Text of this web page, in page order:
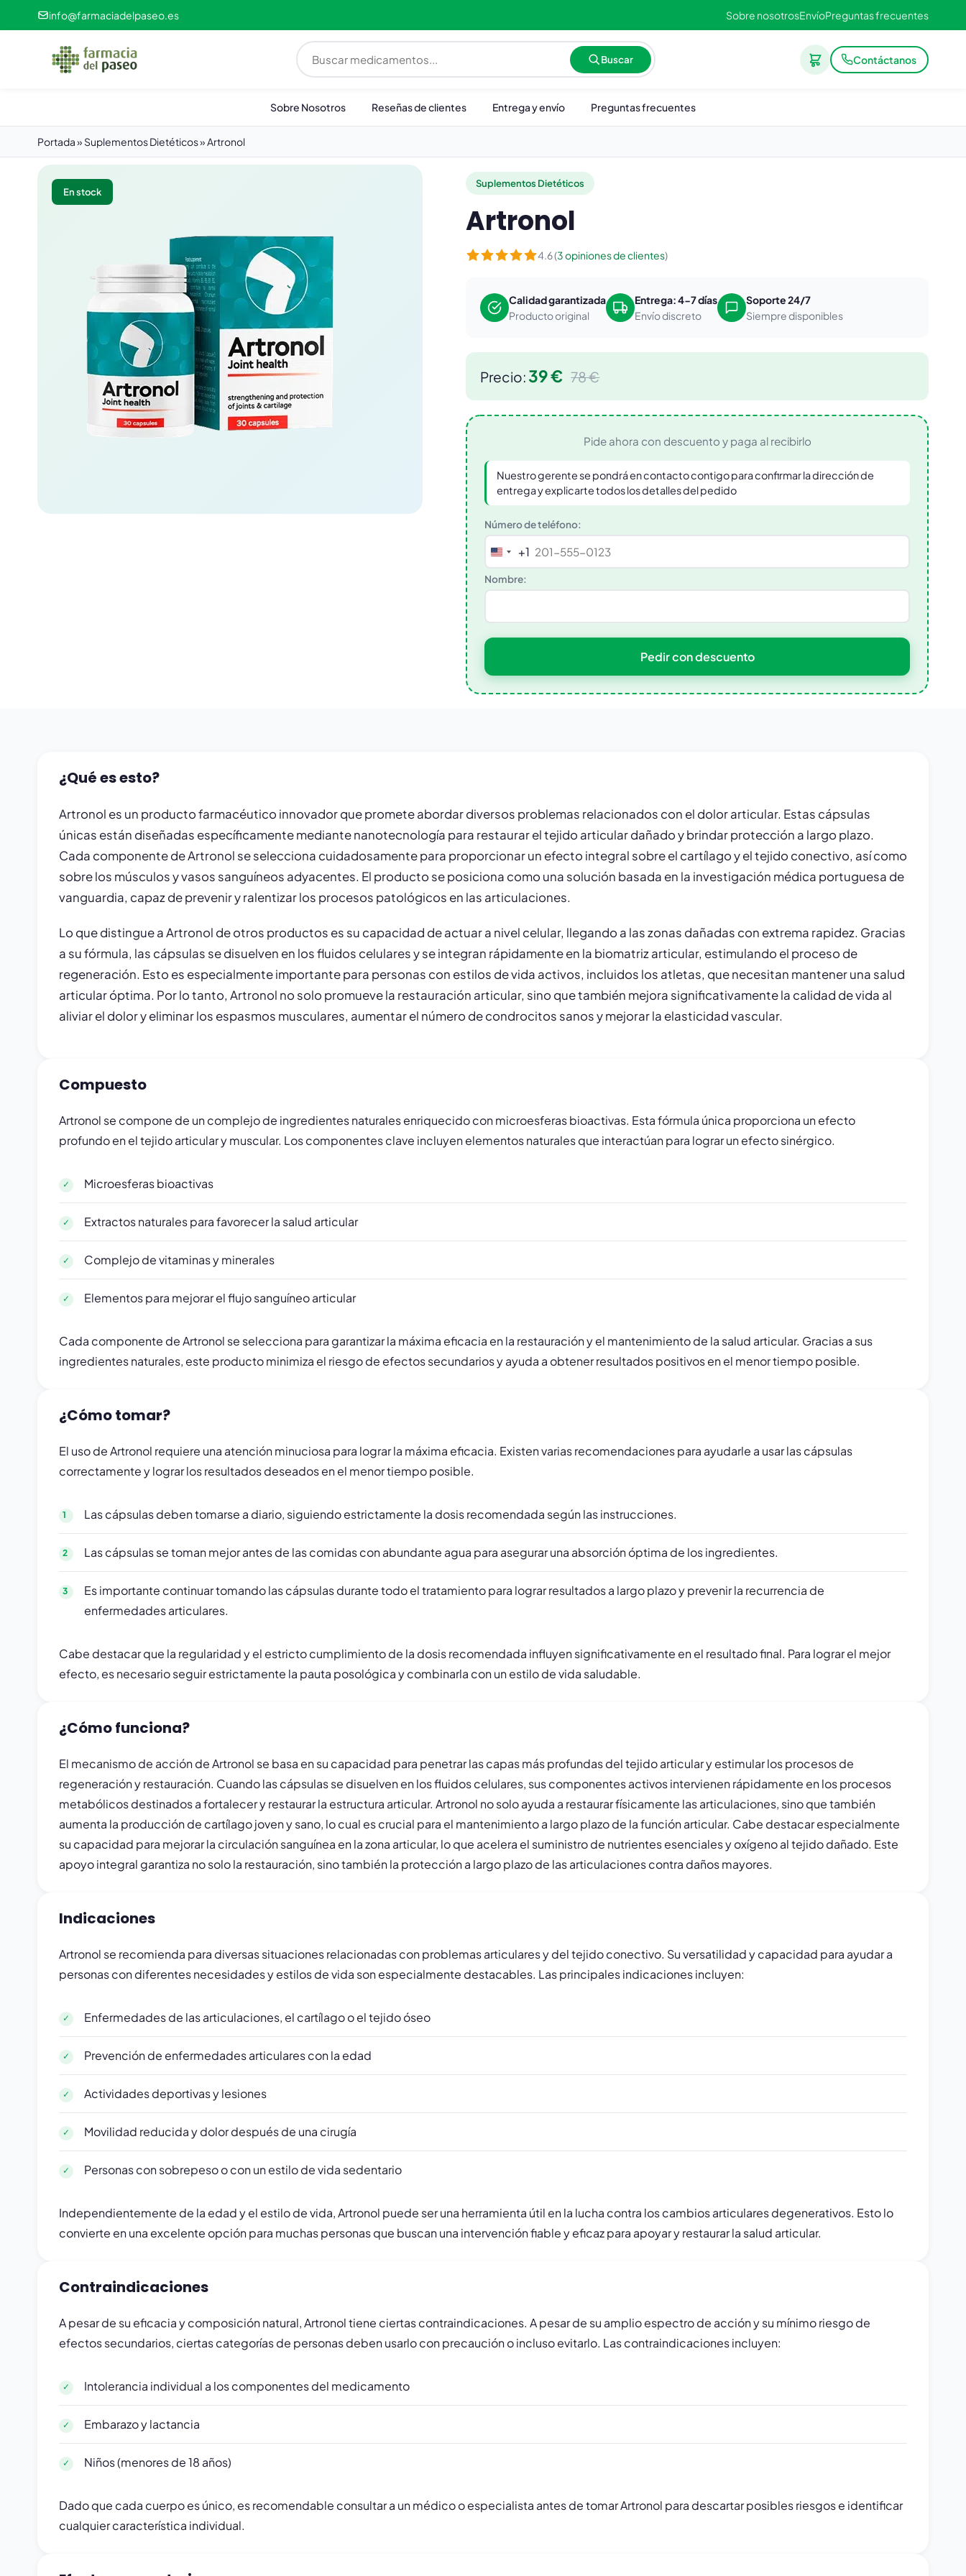
info@farmaciadelpaseo.es Sobre nosotrosEnvíoPreguntas frecuentes
Buscar Contáctanos
Sobre Nosotros Reseñas de clientes Entrega y envío Preguntas frecuentes
Portada» Suplementos Dietéticos»Artronol
En stock
Suplementos Dietéticos
Artronol
4.6 (3 opiniones de clientes)
Calidad garantizada
Producto original
Entrega: 4-7 días
Envío discreto
Soporte 24/7
Siempre disponibles
Precio:39 € 78 €
Pide ahora con descuento y paga al recibirlo
Nuestro gerente se pondrá en contacto contigo para confirmar la dirección de
entrega y explicarte todos los detalles del pedido
Número de teléfono:
United
States
+1
+1
Nombre:
Pedir con descuento
¿Qué es esto?
Artronol es un producto farmacéutico innovador que promete abordar diversos problemas relacionados con el dolor articular. Estas cápsulas
únicas están diseñadas específicamente mediante nanotecnología para restaurar el tejido articular dañado y brindar protección a largo plazo.
Cada componente de Artronol se selecciona cuidadosamente para proporcionar un efecto integral sobre el cartílago y el tejido conectivo, así como
sobre los músculos y vasos sanguíneos adyacentes. El producto se posiciona como una solución basada en la investigación médica portuguesa de
vanguardia, capaz de prevenir y ralentizar los procesos patológicos en las articulaciones.
Lo que distingue a Artronol de otros productos es su capacidad de actuar a nivel celular, llegando a las zonas dañadas con extrema rapidez. Gracias
a su fórmula, las cápsulas se disuelven en los fluidos celulares y se integran rápidamente en la biomatriz articular, estimulando el proceso de
regeneración. Esto es especialmente importante para personas con estilos de vida activos, incluidos los atletas, que necesitan mantener una salud
articular óptima. Por lo tanto, Artronol no solo promueve la restauración articular, sino que también mejora significativamente la calidad de vida al
aliviar el dolor y eliminar los espasmos musculares, aumentar el número de condrocitos sanos y mejorar la elasticidad vascular.
Compuesto
Artronol se compone de un complejo de ingredientes naturales enriquecido con microesferas bioactivas. Esta fórmula única proporciona un efecto
profundo en el tejido articular y muscular. Los componentes clave incluyen elementos naturales que interactúan para lograr un efecto sinérgico.
Microesferas bioactivas
Extractos naturales para favorecer la salud articular
Complejo de vitaminas y minerales
Elementos para mejorar el flujo sanguíneo articular
Cada componente de Artronol se selecciona para garantizar la máxima eficacia en la restauración y el mantenimiento de la salud articular. Gracias a sus
ingredientes naturales, este producto minimiza el riesgo de efectos secundarios y ayuda a obtener resultados positivos en el menor tiempo posible.
¿Cómo tomar?
El uso de Artronol requiere una atención minuciosa para lograr la máxima eficacia. Existen varias recomendaciones para ayudarle a usar las cápsulas
correctamente y lograr los resultados deseados en el menor tiempo posible.
Las cápsulas deben tomarse a diario, siguiendo estrictamente la dosis recomendada según las instrucciones.
Las cápsulas se toman mejor antes de las comidas con abundante agua para asegurar una absorción óptima de los ingredientes.
Es importante continuar tomando las cápsulas durante todo el tratamiento para lograr resultados a largo plazo y prevenir la recurrencia de
enfermedades articulares.
Cabe destacar que la regularidad y el estricto cumplimiento de la dosis recomendada influyen significativamente en el resultado final. Para lograr el mejor
efecto, es necesario seguir estrictamente la pauta posológica y combinarla con un estilo de vida saludable.
¿Cómo funciona?
El mecanismo de acción de Artronol se basa en su capacidad para penetrar las capas más profundas del tejido articular y estimular los procesos de
regeneración y restauración. Cuando las cápsulas se disuelven en los fluidos celulares, sus componentes activos intervienen rápidamente en los procesos
metabólicos destinados a fortalecer y restaurar la estructura articular. Artronol no solo ayuda a restaurar físicamente las articulaciones, sino que también
aumenta la producción de cartílago joven y sano, lo cual es crucial para el mantenimiento a largo plazo de la función articular. Cabe destacar especialmente
su capacidad para mejorar la circulación sanguínea en la zona articular, lo que acelera el suministro de nutrientes esenciales y oxígeno al tejido dañado. Este
apoyo integral garantiza no solo la restauración, sino también la protección a largo plazo de las articulaciones contra daños mayores.
Indicaciones
Artronol se recomienda para diversas situaciones relacionadas con problemas articulares y del tejido conectivo. Su versatilidad y capacidad para ayudar a
personas con diferentes necesidades y estilos de vida son especialmente destacables. Las principales indicaciones incluyen:
Enfermedades de las articulaciones, el cartílago o el tejido óseo
Prevención de enfermedades articulares con la edad
Actividades deportivas y lesiones
Movilidad reducida y dolor después de una cirugía
Personas con sobrepeso o con un estilo de vida sedentario
Independientemente de la edad y el estilo de vida, Artronol puede ser una herramienta útil en la lucha contra los cambios articulares degenerativos. Esto lo
convierte en una excelente opción para muchas personas que buscan una intervención fiable y eficaz para apoyar y restaurar la salud articular.
Contraindicaciones
A pesar de su eficacia y composición natural, Artronol tiene ciertas contraindicaciones. A pesar de su amplio espectro de acción y su mínimo riesgo de
efectos secundarios, ciertas categorías de personas deben usarlo con precaución o incluso evitarlo. Las contraindicaciones incluyen:
Intolerancia individual a los componentes del medicamento
Embarazo y lactancia
Niños (menores de 18 años)
Dado que cada cuerpo es único, es recomendable consultar a un médico o especialista antes de tomar Artronol para descartar posibles riesgos e identificar
cualquier característica individual.